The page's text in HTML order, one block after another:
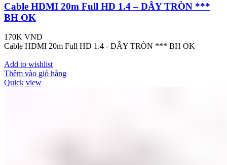
Cable HDMI 20m Full HD 1.4 – DÂY TRÒN ***
BH OK
170K VND
Cable HDMI 20m Full HD 1.4 - DÂY TRÒN *** BH OK
Add to wishlist
Thêm vào giỏ hàng
Quick view